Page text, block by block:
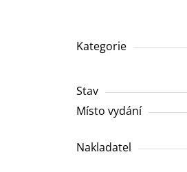
Kategorie
Stav
Místo vydání
Nakladatel